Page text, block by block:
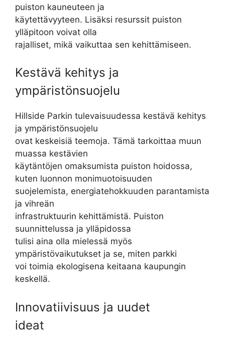
puiston kauneuteen ja
käytettävyyteen. Lisäksi resurssit puiston
ylläpitoon voivat olla
rajalliset, mikä vaikuttaa sen kehittämiseen.
Kestävä kehitys ja
ympäristönsuojelu
Hillside Parkin tulevaisuudessa kestävä kehitys
ja ympäristönsuojelu
ovat keskeisiä teemoja. Tämä tarkoittaa muun
muassa kestävien
käytäntöjen omaksumista puiston hoidossa,
kuten luonnon monimuotoisuuden
suojelemista, energiatehokkuuden parantamista
ja vihreän
infrastruktuurin kehittämistä. Puiston
suunnittelussa ja ylläpidossa
tulisi aina olla mielessä myös
ympäristövaikutukset ja se, miten parkki
voi toimia ekologisena keitaana kaupungin
keskellä.
Innovatiivisuus ja uudet
ideat